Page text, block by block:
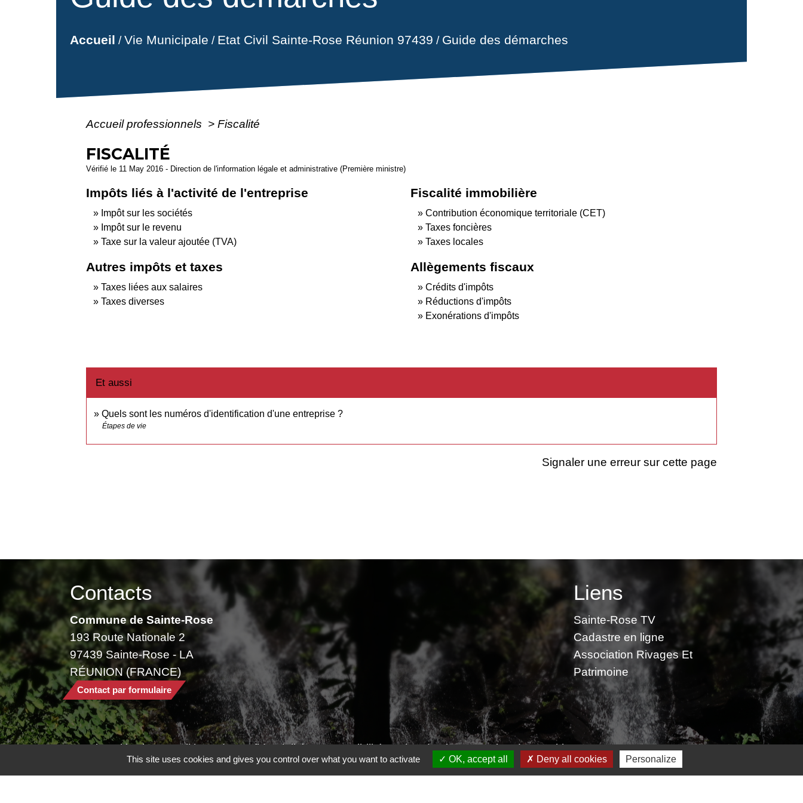
Accueil /Vie Municipale / Etat Civil Sainte-Rose Réunion 97439 / Guide des démarches
Accueil professionnels > Fiscalité
FISCALITÉ
Vérifié le 11 May 2016 - Direction de l'information légale et administrative (Première ministre)
Impôts liés à l'activité de l'entreprise
Impôt sur les sociétés
Impôt sur le revenu
Taxe sur la valeur ajoutée (TVA)
Fiscalité immobilière
Contribution économique territoriale (CET)
Taxes foncières
Taxes locales
Autres impôts et taxes
Taxes liées aux salaires
Taxes diverses
Allègements fiscaux
Crédits d'impôts
Réductions d'impôts
Exonérations d'impôts
Et aussi
Quels sont les numéros d'identification d'une entreprise ?
Étapes de vie
Signaler une erreur sur cette page
Contacts
Commune de Sainte-Rose
193 Route Nationale 2
97439 Sainte-Rose - LA
RÉUNION (FRANCE)
Contact par formulaire
Liens
Sainte-Rose TV
Cadastre en ligne
Association Rivages Et
Patrimoine
Mentions légales - Politique de confidentialité - Accessibilité - Plan du site - Gestion des cookies
This site uses cookies and gives you control over what you want to activate OK, accept all Deny all cookies Personalize